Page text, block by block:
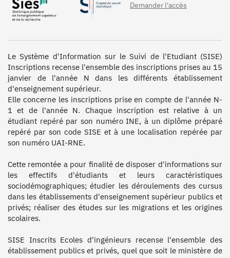
Demander l'accès
Le Système d'Information sur le Suivi de l'Etudiant (SISE)
Inscriptions recense l'ensemble des inscriptions prises au 15
janvier de l'année N dans les différents établissement
d'enseignement supérieur.
Elle concerne les inscriptions prise en compte de l'année N-
1 et de l'année N. Chaque inscription est relative à un
étudiant repéré par son numéro INE, à un diplôme préparé
repéré par son code SISE et à une localisation repérée par
son numéro UAI-RNE.
Cette remontée a pour finalité de disposer d'informations sur
les effectifs d'étudiants et leurs caractéristiques
sociodémographiques; étudier les déroulements des cursus
dans les établissements d'enseignement supérieur publics et
privés; réaliser des études sur les migrations et les origines
scolaires.
SISE Inscrits Ecoles d'ingénieurs recense l'ensemble des
établissement publics et privés, quel que soit le ministère de